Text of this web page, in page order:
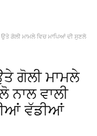
ਗੋਲੀ ਮਾਮਲੇ ਵਿਚ ਮਾਪਿਆਂ ਦੀ ਸੁਣਲੋ
ਗੋਲੀ ਮਾਮਲੇ
ਨਾਲ ਵਾਲੀ
ਵੱਡੀਆਂ